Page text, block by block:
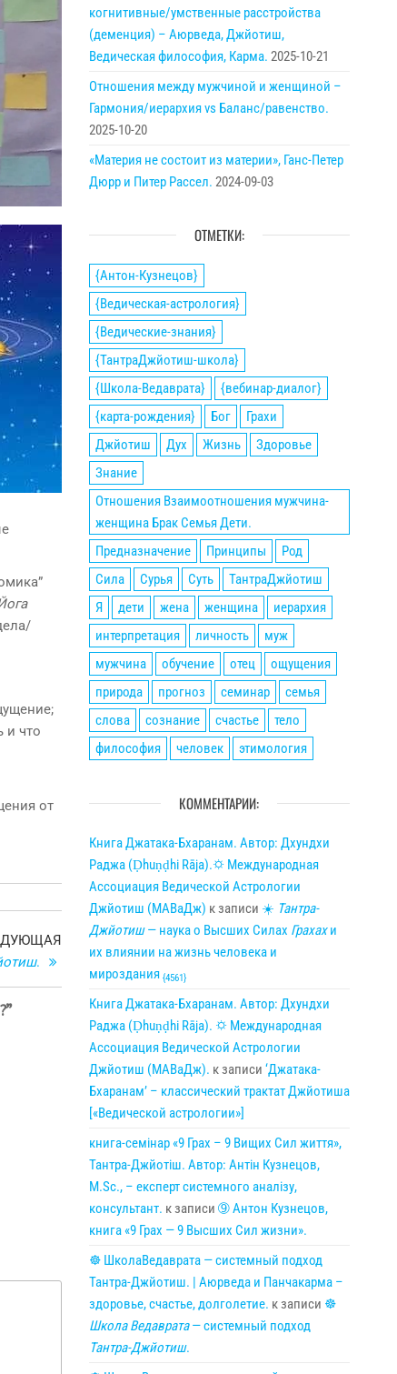
и что
от
Следующая
запись
.
когнитивные/умственные расстройства
(деменция) – Аюрведа, Джйотиш,
Ведическая философия, Карма. 2025-10-21
Отношения между мужчиной и женщиной –
Гармония/иерархия vs Баланс/равенство.
2025-10-20
«Материя не состоит из материи», Ганс-Петер
Дюрр и Питер Рассел. 2024-09-03
ОТМЕТКИ:
{Антон-Кузнецов}
{Ведическая-астрология}
{Ведические-знания}
{ТантраДжйотиш-школа}
{Школа-Ведаврата}
{вебинар-диалог}
{карта-рождения}
Бог
Грахи
Джйотиш
Дух Жизнь
Здоровье
Знание
Отношения Взаимоотношения мужчина-
женщина Брак Семья Дети.
Предназначение
Принципы
Род
Сила
Сурья Суть
ТантраДжйотиш
Я
дети жена женщина
иерархия
интерпретация
личность
муж
мужчина
обучение отец
ощущения
природа
прогноз семинар
семья
слова
сознание счастье
тело
философия
человек этимология
КОММЕНТАРИИ:
Книга Джатака-Бхаранам. Автор: Дхундхи
Раджа (Ḍhuṇḍhi Rāja).🌣 Международная
Ассоциация Ведической Астрологии
Джйотиш (МАВаДж) к записи ☀ Тантра-
Джйотиш— наука о Высших Силах Грахахи
их влиянии на жизнь человека и
мироздания {4561}
Книга Джатака-Бхаранам. Автор: Дхундхи
Раджа (Ḍhuṇḍhi Rāja). 🌣 Международная
Ассоциация Ведической Астрологии
Джйотиш (МАВаДж). к записи ‘Джатака-
Бхаранам’ – классический трактат Джйотиша
[«Ведической астрологии»]
книга-семінар «9 Грах – 9 Вищих Сил життя»,
Тантра-Джйотіш. Автор: Антін Кузнецов,
M.Sc., – експерт системного аналізу,
консультант. к записи ➈ Антон Кузнецов,
книга «9 Грах — 9 Высших Сил жизни».
☸ ШколаВедаврата — системный подход
Тантра-Джйотиш. | Аюрведа и Панчакарма –
здоровье, счастье, долголетие. к записи ☸
Школа Ведаврата— системный подход
Тантра-Джйотиш.